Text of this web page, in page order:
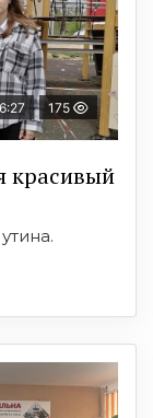
175
красивый